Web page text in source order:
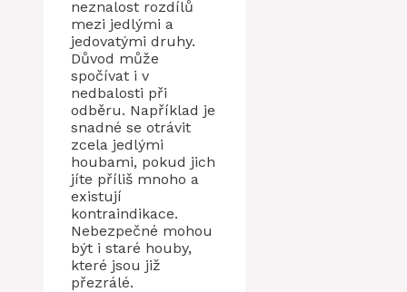
neznalost rozdílů
mezi jedlými a
jedovatými druhy.
Důvod může
spočívat i v
nedbalosti při
odběru. Například je
snadné se otrávit
zcela jedlými
houbami, pokud jich
jíte příliš mnoho a
existují
kontraindikace.
Nebezpečné mohou
být i staré houby,
které jsou již
přezrálé.